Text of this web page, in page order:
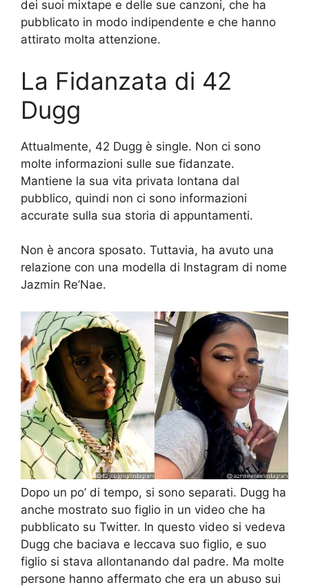
dei suoi mixtape e delle sue canzoni, che ha
pubblicato in modo indipendente e che hanno
attirato molta attenzione.
La Fidanzata di 42
Dugg
Attualmente, 42 Dugg è single. Non ci sono
molte informazioni sulle sue fidanzate.
Mantiene la sua vita privata lontana dal
pubblico, quindi non ci sono informazioni
accurate sulla sua storia di appuntamenti.
Non è ancora sposato. Tuttavia, ha avuto una
relazione con una modella di Instagram di nome
Jazmin Re’Nae.
Dopo un po’ di tempo, si sono separati. Dugg ha
anche mostrato suo figlio in un video che ha
pubblicato su Twitter. In questo video si vedeva
Dugg che baciava e leccava suo figlio, e suo
figlio si stava allontanando dal padre. Ma molte
persone hanno affermato che era un abuso sui